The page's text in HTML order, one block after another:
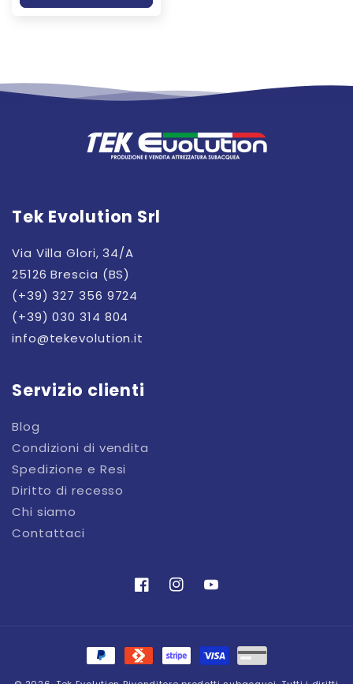
Tek Evolution Srl
Via Villa Glori, 34/A
25126 Brescia (BS)
(+39) 327 356 9724
(+39) 030 314 804
info@tekevolution.it
Servizio clienti
Blog
Condizioni di vendita
Spedizione e Resi
Diritto di recesso
Chi siamo
Contattaci
FacebookInstagramYouTube
Metodi
di